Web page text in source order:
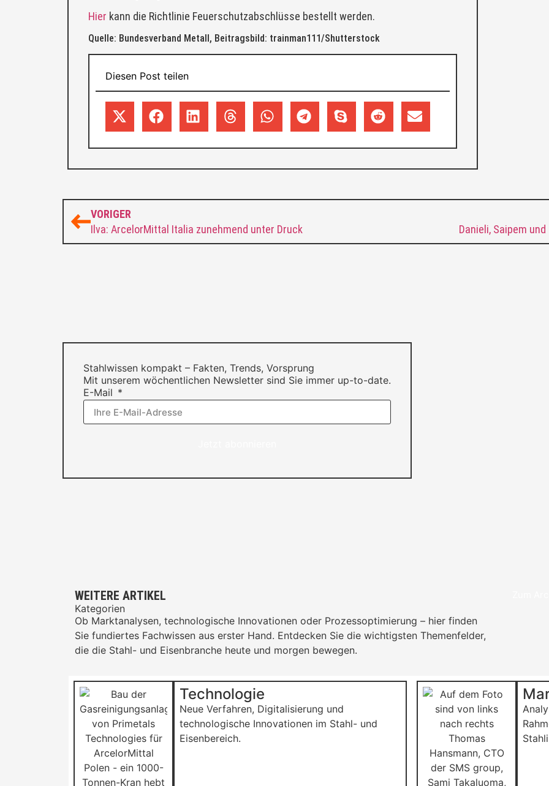
Hier kann die Richtlinie Feuerschutzabschlüsse bestellt werden.
Quelle: Bundesverband Metall, Beitragsbild: trainman111/Shutterstock
Diesen Post teilen
VORIGER
Ilva: ArcelorMittal Italia zunehmend unter Druck
Danieli, Saipem
Stahlwissen kompakt – Fakten, Trends, Vorsprung
Mit unserem wöchentlichen Newsletter sind Sie immer up-to-date.
E-Mail
WEITERE ARTIKEL
Kategorien
Ob Marktanalysen, technologische Innovationen oder Prozessoptimierung – hier finden
Sie fundiertes Fachwissen aus erster Hand. Entdecken Sie die wichtigsten Themenfelder,
die die Stahl- und Eisenbranche heute und morgen bewegen.
Technologie
Neue Verfahren, Digitalisierung und
technologische Innovationen im Stahl- und
Eisenbereich.